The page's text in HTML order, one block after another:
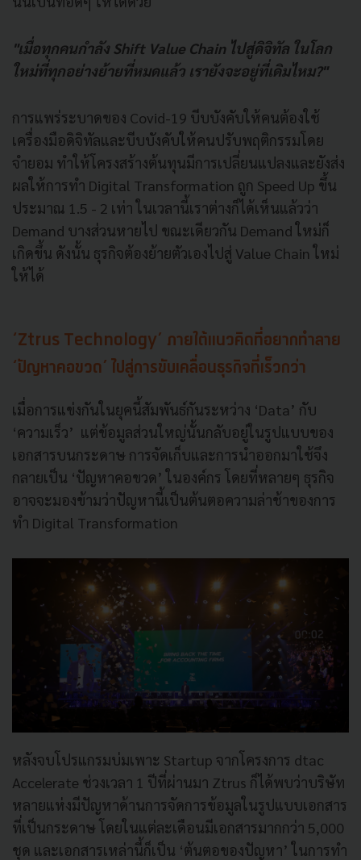
"เมื่อทุกคนกำลัง Shift Value Chain ไปสู่ดิจิทัล ในโลก
ใหม่ที่ทุกอย่างย้ายที่หมดแล้ว เรายังจะอยู่ที่เดิมไหม?"
การแพร่ระบาดของ Covid-19 บีบบังคับให้คนต้องใช้
เครื่องมือดิจิทัลและบีบบังคับให้คนปรับพฤติกรรมโดย
จำยอม ทำให้โครงสร้างต้นทุนมีการเปลี่ยนแปลงและยังส่ง
ผลให้การทำ Digital Transformation ถูก Speed Up ขึ้น
ประมาณ 1.5 - 2 เท่า ในเวลานี้เราต่างก็ได้เห็นแล้วว่า
Demand บางส่วนหายไป ขณะเดียวกัน Demand ใหม่ก็
เกิดขึ้น ดังนั้น ธุรกิจต้องย้ายตัวเองไปสู่ Value Chain ใหม่
ให้ได้
‘Ztrus Technology’ ภายใต้แนวคิดที่อยากทำลาย
‘ปัญหาคอขวด’ ไปสู่การขับเคลื่อนธุรกิจที่เร็วกว่า
เมื่อการแข่งกันในยุคนี้สัมพันธ์กันระหว่าง ‘Data’ กับ
‘ความเร็ว’ แต่ข้อมูลส่วนใหญ่นั้นกลับอยู่ในรูปแบบของ
เอกสารบนกระดาษ การจัดเก็บและการนำออกมาใช้จึง
กลายเป็น ‘ปัญหาคอขวด’ ในองค์กร โดยที่หลายๆ ธุรกิจ
อาจจะมองข้ามว่าปัญหานี้เป็นต้นตอความล่าช้าของการ
ทำ Digital Transformation
หลังจบโปรแกรมบ่มเพาะ Startup จากโครงการ dtac
Accelerate ช่วงเวลา 1 ปีที่ผ่านมา Ztrus ก็ได้พบว่าบริษัท
หลายแห่งมีปัญหาด้านการจัดการข้อมูลในรูปแบบเอกสาร
ที่เป็นกระดาษ โดยในแต่ละเดือนมีเอกสารมากกว่า 5,000
ชุด และเอกสารเหล่านี้ก็เป็น ‘ต้นตอของปัญหา’ ในการทำ